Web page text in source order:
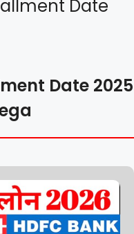
Date
Date 2025